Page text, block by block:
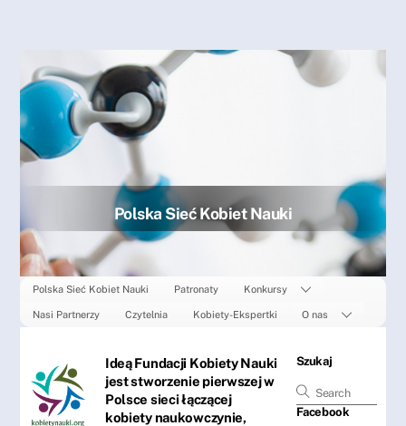
Polska Sieć Kobiet Nauki
Polska Sieć Kobiet Nauki Patronaty Konkursy
Nasi Partnerzy Czytelnia Kobiety-Ekspertki O nas
Ideą Fundacji Kobiety Nauki
jest stworzenie pierwszej w
Polsce sieci łączącej
kobiety naukowczynie,
Szukaj
Facebook